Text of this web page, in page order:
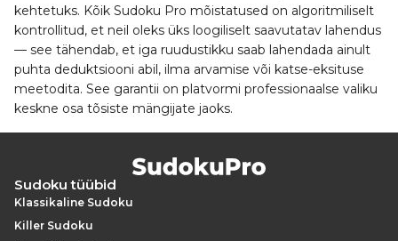
kehtetuks. Kõik Sudoku Pro mõistatused on algoritmiliselt
kontrollitud, et neil oleks üks loogiliselt saavutatav lahendus
— see tähendab, et iga ruudustikku saab lahendada ainult
puhta deduktsiooni abil, ilma arvamise või katse-eksituse
meetodita. See garantii on platvormi professionaalse valiku
keskne osa tõsiste mängijate jaoks.
Sudoku tüübid
Klassikaline Sudoku
Killer Sudoku